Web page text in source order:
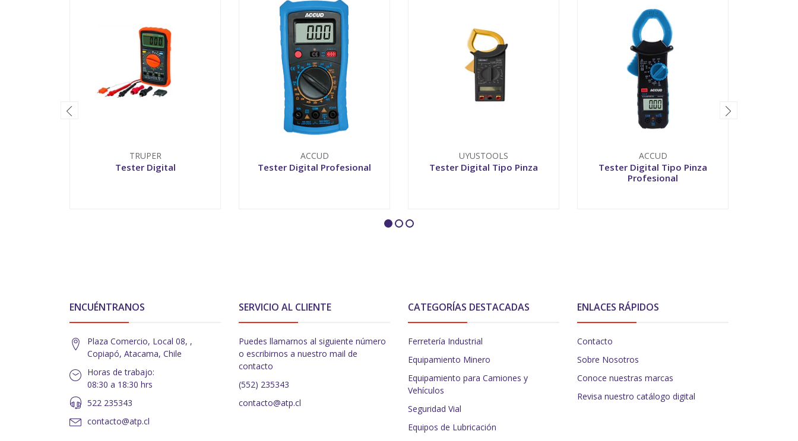
TRUPER
Tester Digital
ACCUD
Tester Digital Profesional
UYUSTOOLS
Tester Digital Tipo Pinza
ACCUD
Tester Digital Tipo Pinza
Profesional
ENCUÉNTRANOS
Plaza Comercio, Local 08, ,
Copiapó, Atacama, Chile
Horas de trabajo:
08:30 a 18:30 hrs
522 235343
contacto@atp.cl
SERVICIO AL CLIENTE
Puedes llamarnos al siguiente número
o escribirnos a nuestro mail de
contacto
(552) 235343
contacto@atp.cl
CATEGORÍAS DESTACADAS
Ferretería Industrial
Equipamiento Minero
Equipamiento para Camiones y
Vehículos
Seguridad Vial
Equipos de Lubricación
ENLACES RÁPIDOS
Contacto
Sobre Nosotros
Conoce nuestras marcas
Revisa nuestro catálogo digital